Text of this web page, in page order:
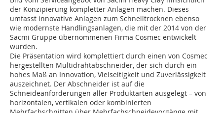
der Konzipierung kompletter Anlagen machen. Dieses
umfasst innovative Anlagen zum Schnelltrocknen ebenso
wie modernste Handlingsanlagen, die mit der 2014 von der
Sacmi Gruppe übernommenen Firma Cosmec entwickelt
wurden.
Die Präsentation wird komplettiert durch einen von Cosmec
hergestellten Multidrahtabschneider, der sich durch ein
hohes Maß an Innovation, Vielseitigkeit und Zuverlässigkeit
auszeichnet. Der Abschneider ist auf die
Schneideanforderungen aller Produktarten ausgelegt – von
horizontalen, vertikalen oder kombinierten